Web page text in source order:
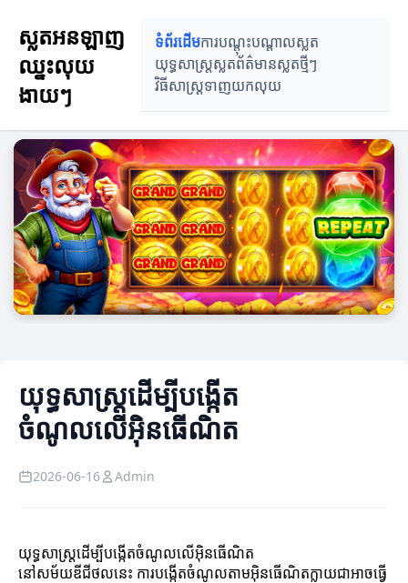
ស្លតអនឡាញ
ឈ្នះលុយ
ងាយៗ
ទំព័រដើមការបណ្តុះបណ្តាលស្លត
យុទ្ធសាស្ត្រស្លតព័ត៌មានស្លតថ្មីៗ
វិធីសាស្ត្រទាញយកលុយ
យុទ្ធសាស្ត្រដើម្បីបង្កើត
ចំណូលលើអ៊ិនធើណិត
2026-06-16 Admin
យុទ្ធសាស្ត្រដើម្បីបង្កើតចំណូលលើអ៊ិនធើណិត
នៅសម័យឌីជីថលនេះ ការបង្កើតចំណូលតាមអ៊ិនធើណិតក្លាយជាអាចធ្វើ